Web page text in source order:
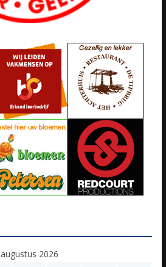
augustus 2026